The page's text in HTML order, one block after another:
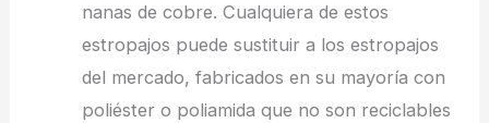
nanas de cobre. Cualquiera de estos
estropajos puede sustituir a los estropajos
del mercado, fabricados en su mayoría con
poliéster o poliamida que no son reciclables